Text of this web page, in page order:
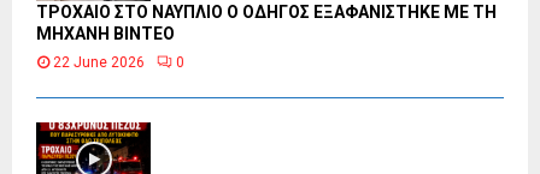
ΤΡΟΧΑΙΟ ΣΤΟ ΝΑΥΠΛΙΟ Ο ΟΔΗΓΟΣ ΕΞΑΦΑΝΙΣΤΗΚΕ ΜΕ ΤΗ
ΜΗΧΑΝΗ ΒΙΝΤΕΟ
22 June 2026 0